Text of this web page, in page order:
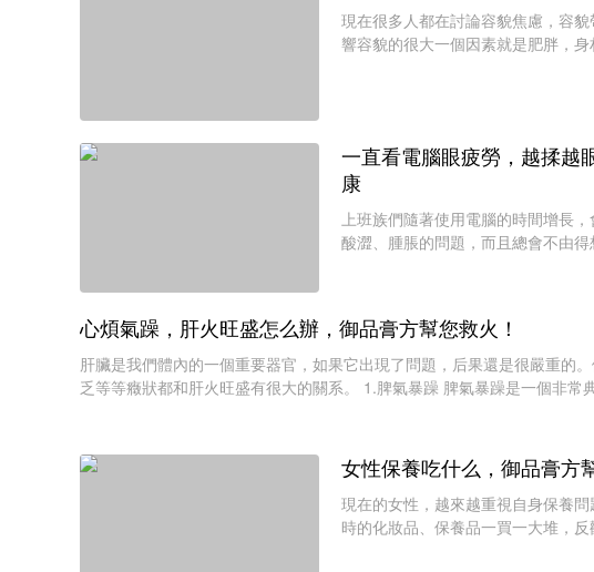
現在很多人都在討論容貌焦慮，容
響容貌的很大一個因素就是肥胖，
一直看電腦眼疲勞，越揉越
康
上班族們隨著使用電腦的時間增長
酸澀、腫脹的問題，而且總會不由
心煩氣躁，肝火旺盛怎么辦，御品膏方幫您救火！
肝臟是我們體內的一個重要器官，如果它出現了問題，后果還是很嚴重的
乏等等癥狀都和肝火旺盛有很大的關系。 1.脾氣暴躁 脾氣暴躁是一個非常
女性保養吃什么，御品膏方
現在的女性，越來越重視自身保養
時的化妝品、保養品一買一大堆，